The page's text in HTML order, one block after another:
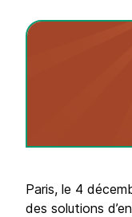
Paris, le 4
des solutions